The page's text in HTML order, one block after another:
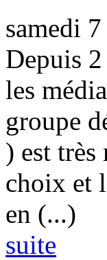
samedi
Depuis
les
groupe
) est très
choix et
en (...)
suite